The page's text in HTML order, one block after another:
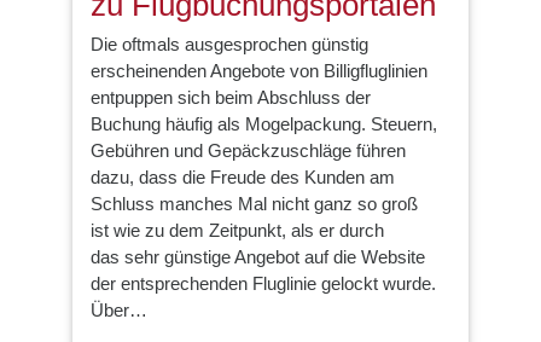
Die oftmals ausgesprochen günstig
erscheinenden Angebote von Billigfluglinien
entpuppen sich beim Abschluss der
Buchung häufig als Mogelpackung. Steuern,
Gebühren und Gepäckzuschläge führen
dazu, dass die Freude des Kunden am
Schluss manches Mal nicht ganz so groß
ist wie zu dem Zeitpunkt, als er durch
das sehr günstige Angebot auf die Website
der entsprechenden Fluglinie gelockt wurde.
Über…